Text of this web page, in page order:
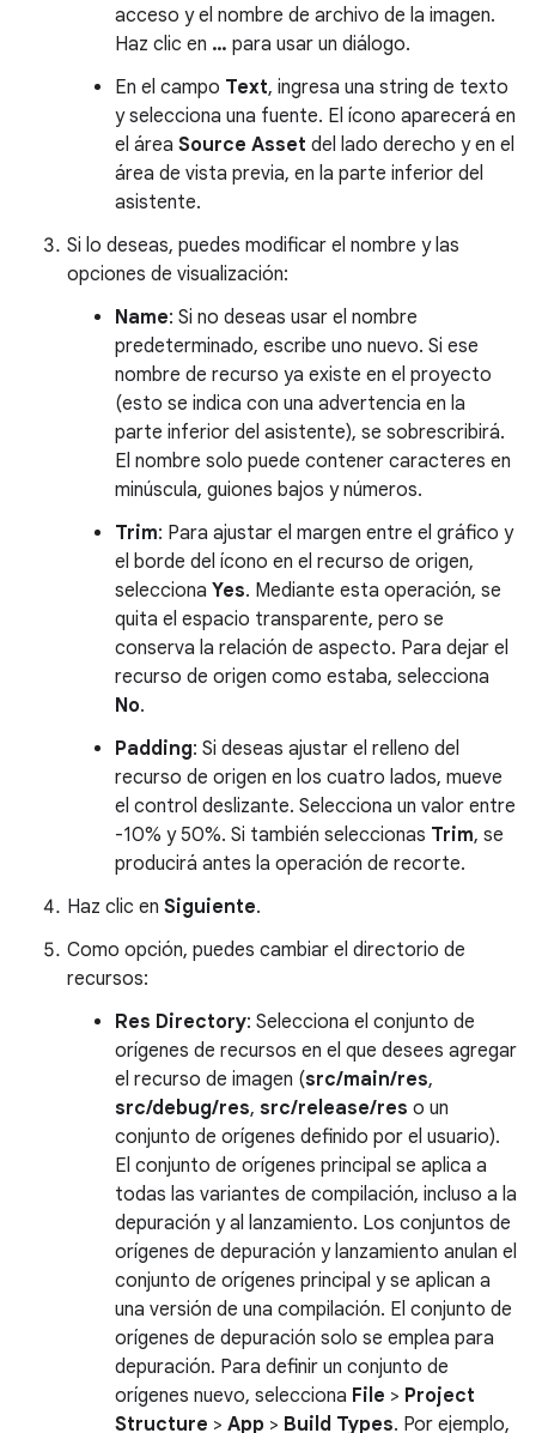
acceso y el nombre de archivo de la imagen.
Haz clic en … para usar un diálogo.
En el campo Text, ingresa una string de texto
y selecciona una fuente. El ícono aparecerá en
el área Source Asset del lado derecho y en el
área de vista previa, en la parte inferior del
asistente.
Si lo deseas, puedes modificar el nombre y las
opciones de visualización:
Name: Si no deseas usar el nombre
predeterminado, escribe uno nuevo. Si ese
nombre de recurso ya existe en el proyecto
(esto se indica con una advertencia en la
parte inferior del asistente), se sobrescribirá.
El nombre solo puede contener caracteres en
minúscula, guiones bajos y números.
Trim: Para ajustar el margen entre el gráfico y
el borde del ícono en el recurso de origen,
selecciona Yes. Mediante esta operación, se
quita el espacio transparente, pero se
conserva la relación de aspecto. Para dejar el
recurso de origen como estaba, selecciona
No.
Padding: Si deseas ajustar el relleno del
recurso de origen en los cuatro lados, mueve
el control deslizante. Selecciona un valor entre
-10% y 50%. Si también seleccionas Trim, se
producirá antes la operación de recorte.
Haz clic en Siguiente.
Como opción, puedes cambiar el directorio de
recursos:
Res Directory: Selecciona el conjunto de
orígenes de recursos en el que desees agregar
el recurso de imagen (src/main/res,
src/debug/res, src/release/res o un
conjunto de orígenes definido por el usuario).
El conjunto de orígenes principal se aplica a
todas las variantes de compilación, incluso a la
depuración y al lanzamiento. Los conjuntos de
orígenes de depuración y lanzamiento anulan el
conjunto de orígenes principal y se aplican a
una versión de una compilación. El conjunto de
orígenes de depuración solo se emplea para
depuración. Para definir un conjunto de
orígenes nuevo, selecciona File > Project
Structure > App > Build Types. Por ejemplo,